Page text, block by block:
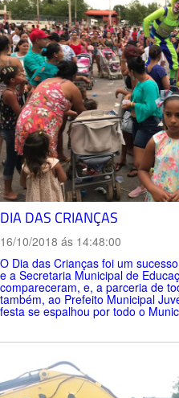
DIA DAS CRIANÇAS
16/10/2018 ás 14:48:00
O Dia das Crianças foi um
e a Secretaria Municipal de
compareceram, e, a parceria de
também, ao Prefeito Municipal
festa se espalhou por todo o